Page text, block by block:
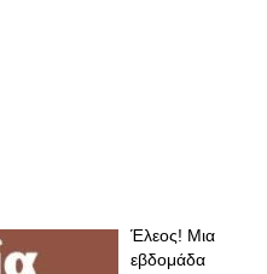
Έλεος! Μια
εβδομάδα